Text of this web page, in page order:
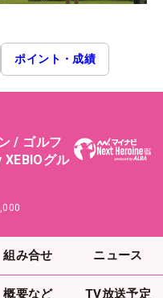
ポイント・成績
/ ゴルフ
グル
組み合せ ニュース
概要など TV放送予定